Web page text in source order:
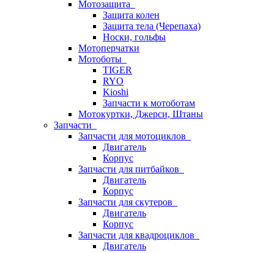
Мотозащита
Защита колен
Защита тела (Черепаха)
Носки, гольфы
Мотоперчатки
Мотоботы
TIGER
RYO
Kioshi
Запчасти к мотоботам
Мотокуртки, Джерси, Штаны
Запчасти
Запчасти для мотоциклов
Двигатель
Корпус
Запчасти для питбайков
Двигатель
Корпус
Запчасти для скутеров
Двигатель
Корпус
Запчасти для квадроциклов
Двигатель